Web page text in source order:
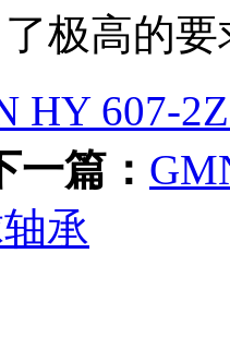
极高的
HY 607-
一篇：
承